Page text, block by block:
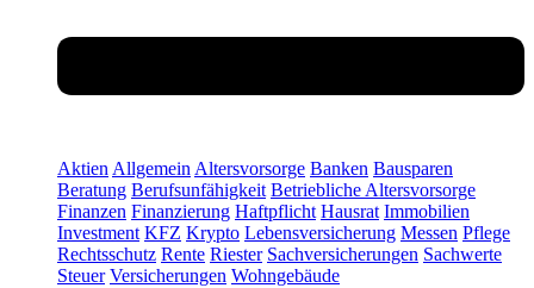
Aktien Allgemein Altersvorsorge Banken Bausparen
Beratung Berufsunfähigkeit Betriebliche Altersvorsorge
Finanzen Finanzierung Haftpflicht Hausrat Immobilien
Investment KFZ Krypto Lebensversicherung Messen Pflege
Rechtsschutz Rente Riester Sachversicherungen Sachwerte
Steuer Versicherungen Wohngebäude